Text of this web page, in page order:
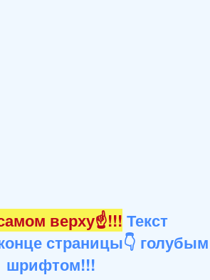
верху☝!!! Текст
страницы👇 голубым
шрифтом!!!